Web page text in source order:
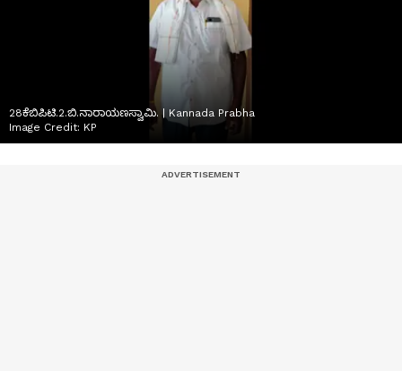
28ಕೆಬಿಪಿಟಿ.2.ಬಿ.ನಾರಾಯಣಸ್ವಾಮಿ. | Kannada Prabha
Image Credit: KP